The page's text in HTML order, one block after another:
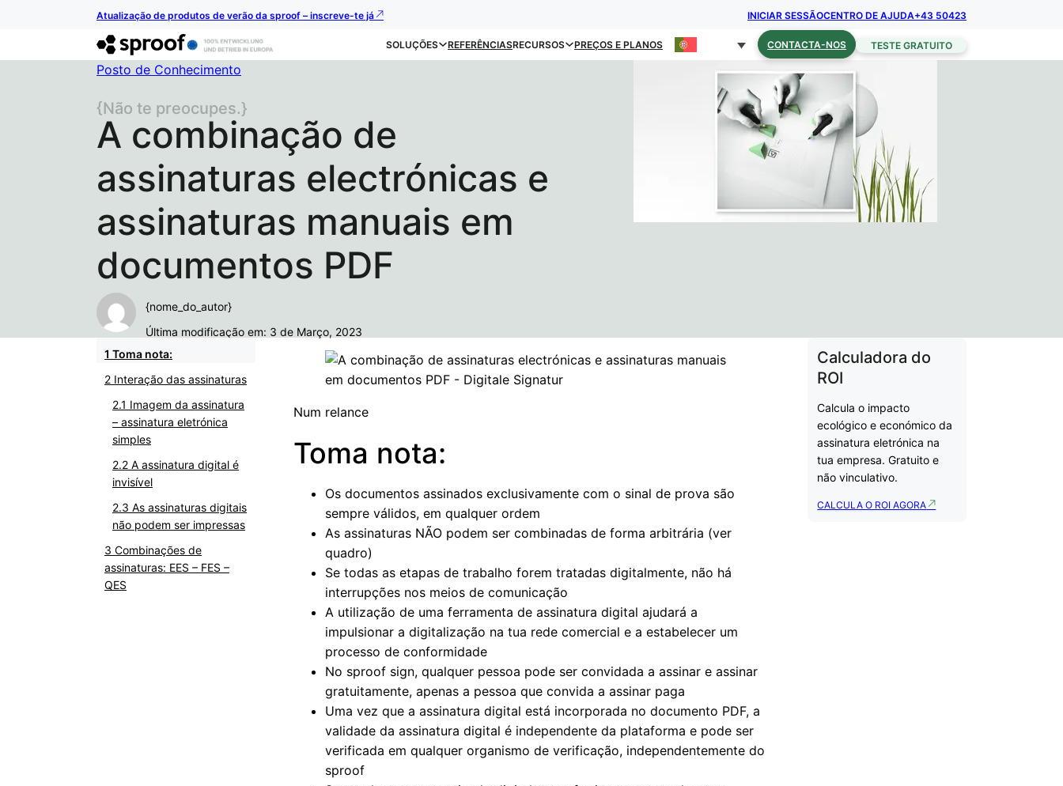
Atualização de produtos de verão da sproof – inscreve-te já INICIAR SESSÃOCENTRO DE AJUDA+43 50423
SOLUÇÕES REFERÊNCIASRECURSOS PREÇOS E PLANOS CONTACTA-NOS TESTE GRATUITO
Posto de Conhecimento
A combinação de
assinaturas electrónicas e
assinaturas manuais em
documentos PDF
{Não te preocupes.}
{nome_do_autor}
Última modificação em: 3 de Março, 2023
Toma nota:
Interação das assinaturas
Imagem da assinatura
– assinatura eletrónica
simples
A assinatura digital é
invisível
As assinaturas digitais
não podem ser impressas
Combinações de
assinaturas: EES – FES –
QES
Num relance
Toma nota:
Os documentos assinados exclusivamente com o sinal de prova são
sempre válidos, em qualquer ordem
As assinaturas NÃO podem ser combinadas de forma arbitrária (ver
quadro)
Se todas as etapas de trabalho forem tratadas digitalmente, não há
interrupções nos meios de comunicação
A utilização de uma ferramenta de assinatura digital ajudará a
impulsionar a digitalização na tua rede comercial e a estabelecer um
processo de conformidade
No sproof sign, qualquer pessoa pode ser convidada a assinar e assinar
gratuitamente, apenas a pessoa que convida a assinar paga
Uma vez que a assinatura digital está incorporada no documento PDF, a
validade da assinatura digital é independente da plataforma e pode ser
verificada em qualquer organismo de verificação, independentemente do
sproof
Calculadora do
ROI
Calcula o impacto
ecológico e económico da
assinatura eletrónica na
tua empresa. Gratuito e
não vinculativo.
CALCULA O ROI AGORA